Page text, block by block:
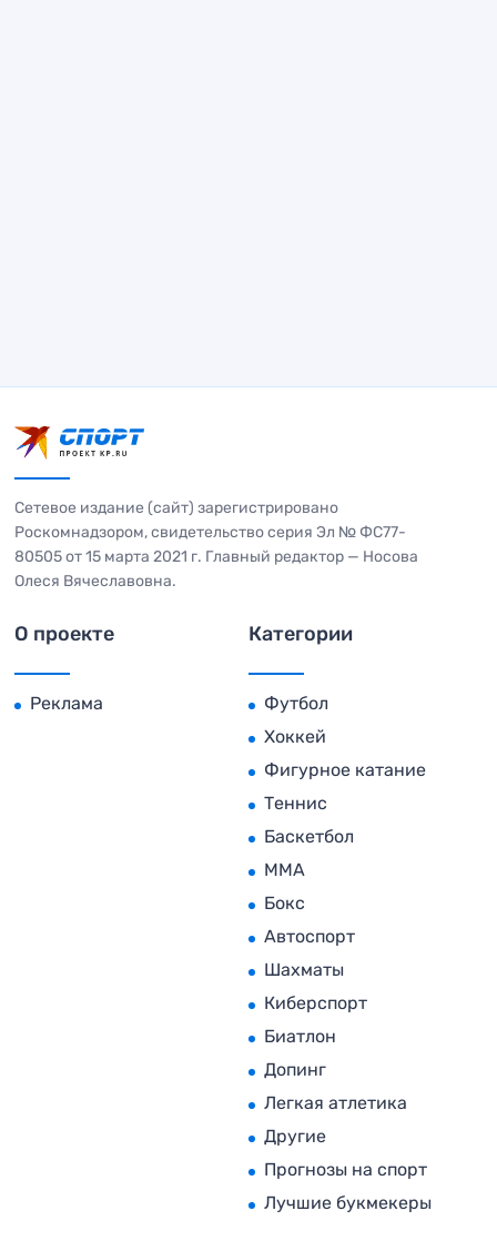
Сетевое издание (сайт) зарегистрировано
Роскомнадзором, свидетельство серия Эл № ФС77-
80505 от 15 марта 2021 г. Главный редактор — Носова
Олеся Вячеславовна.
О проекте
Реклама
Категории
Футбол
Хоккей
Фигурное катание
Теннис
Баскетбол
MMA
Бокс
Автоспорт
Шахматы
Киберспорт
Биатлон
Допинг
Легкая атлетика
Другие
Прогнозы на спорт
Лучшие букмекеры